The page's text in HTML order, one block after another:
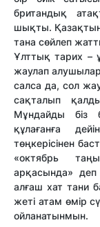
британдық
шықты. Қазақтың
тана сөйлеп
Ұлттық тарих –
жаулап
салса да, сол
сақталып
Мұндайды біз
құлағанға
төңкерісінен
«октябрь
арқасында» деп
алғаш хат тани
жеті атам өмір